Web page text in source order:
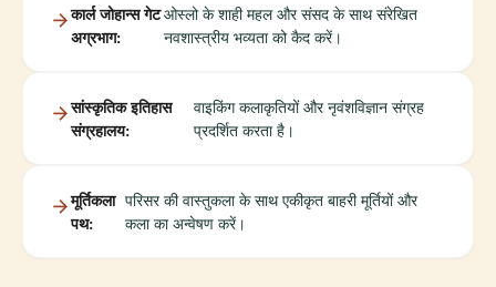
कार्ल जोहान्स गेट
अग्रभाग:
ओस्लो के शाही महल और संसद के साथ संरेखित
नवशास्त्रीय भव्यता को कैद करें।
सांस्कृतिक इतिहास
संग्रहालय:
वाइकिंग कलाकृतियों और नृवंशविज्ञान संग्रह
प्रदर्शित करता है।
मूर्तिकला
पथ:
परिसर की वास्तुकला के साथ एकीकृत बाहरी मूर्तियों और
कला का अन्वेषण करें।